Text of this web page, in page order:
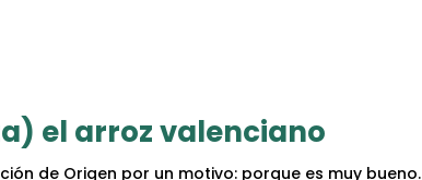
en
el arroz valenciano
de Origen por un motivo: porque es muy bueno.